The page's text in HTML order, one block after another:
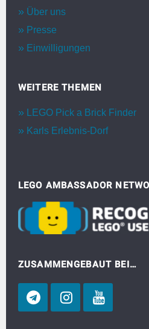
Über uns
Presse
Einwilligungen
WEITERE THEMEN
LEGO Pick a Brick Finder
Karls Erlebnis-Dorf
LEGO AMBASSADOR
ZUSAMMENGEBAUT BEI…